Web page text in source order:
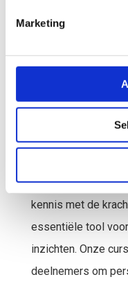
Marketing
voor
BI
(PL-
Deze training
300: Microsoft
kennis met de
essentiële tool
inzichten. Onze
deelnemers om